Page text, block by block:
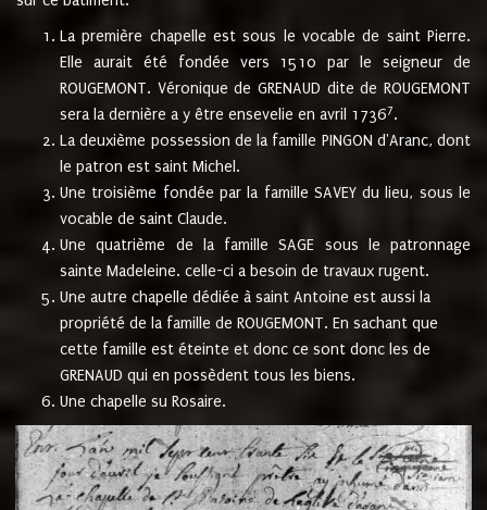
La première chapelle est sous le vocable de saint Pierre.
Elle aurait été fondée vers 1510 par le seigneur de
ROUGEMONT. Véronique de GRENAUD dite de ROUGEMONT
sera la dernière a y être ensevelie en avril 17367.
La deuxième possession de la famille PINGON d'Aranc, dont
le patron est saint Michel.
Une troisième fondée par la famille SAVEY du lieu, sous le
vocable de saint Claude.
Une quatrième de la famille SAGE sous le patronnage
sainte Madeleine. celle-ci a besoin de travaux rugent.
Une autre chapelle dédiée à saint Antoine est aussi la
propriété de la famille de ROUGEMONT. En sachant que
cette famille est éteinte et donc ce sont donc les de
GRENAUD qui en possèdent tous les biens.
Une chapelle su Rosaire.